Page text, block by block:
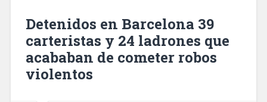
Detenidos en Barcelona 39
carteristas y 24 ladrones que
acababan de cometer robos
violentos